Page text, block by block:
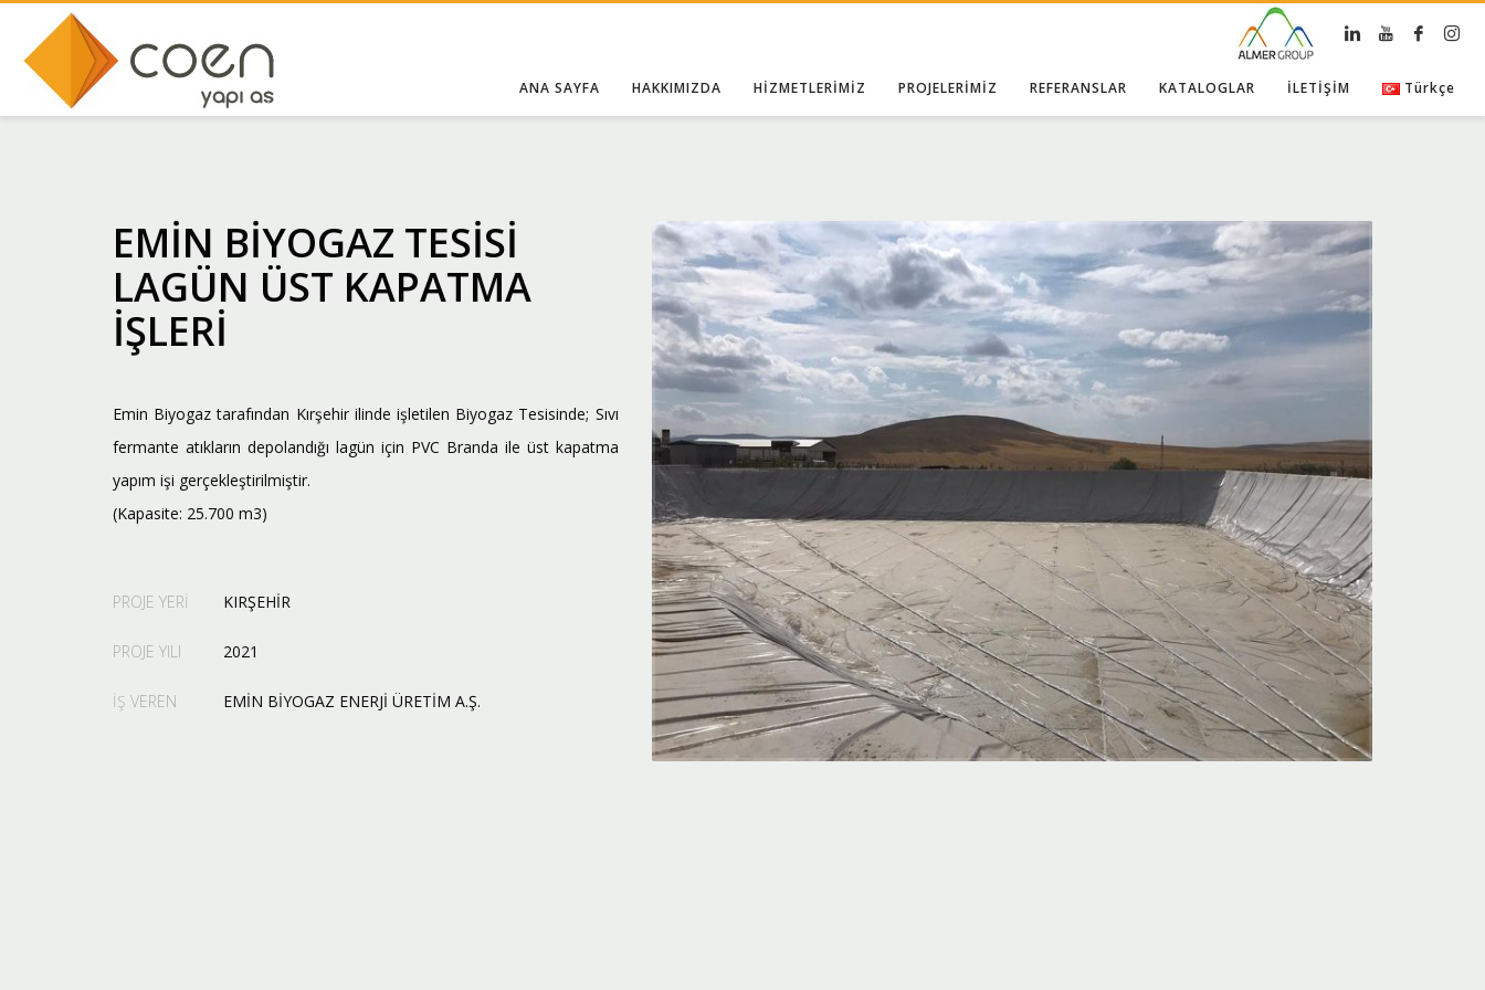
ANA SAYFA HAKKIMIZDA HİZMETLERİMİZ PROJELERİMİZ REFERANSLAR KATALOGLAR İLETİŞİM Türkçe
EMİN BİYOGAZ TESİSİ
LAGÜN ÜST KAPATMA
İŞLERİ
Emin Biyogaz tarafından Kırşehir ilinde işletilen Biyogaz Tesisinde; Sıvı
fermante atıkların depolandığı lagün için PVC Branda ile üst kapatma
yapım işi gerçekleştirilmiştir.
(Kapasite: 25.700 m3)
PROJE YERİ KIRŞEHİR
PROJE YILI 2021
İŞ VEREN EMİN BİYOGAZ ENERJİ ÜRETİM A.Ş.